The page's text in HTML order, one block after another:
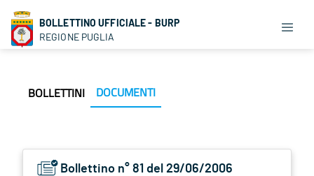
BOLLETTINO UFFICIALE - BURP
REGIONE PUGLIA
BOLLETTINI DOCUMENTI
Bollettino n° 81 del 29/06/2006